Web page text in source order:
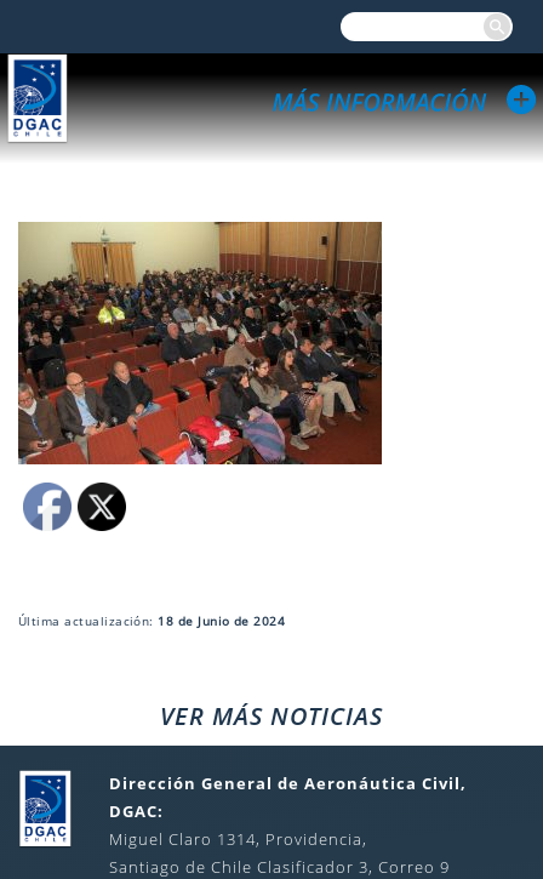
Última actualización: 18 de Junio de 2024
VER MÁS NOTICIAS
Dirección General de Aeronáutica Civil,
DGAC:
Miguel Claro 1314, Providencia,
Santiago de Chile Clasificador 3, Correo 9